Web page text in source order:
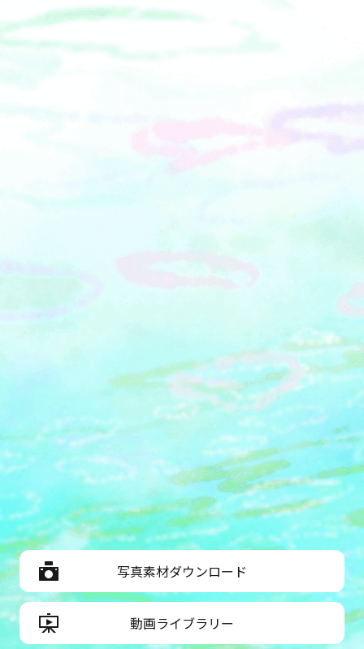
写真素材ダウンロード
動画ライブラリー